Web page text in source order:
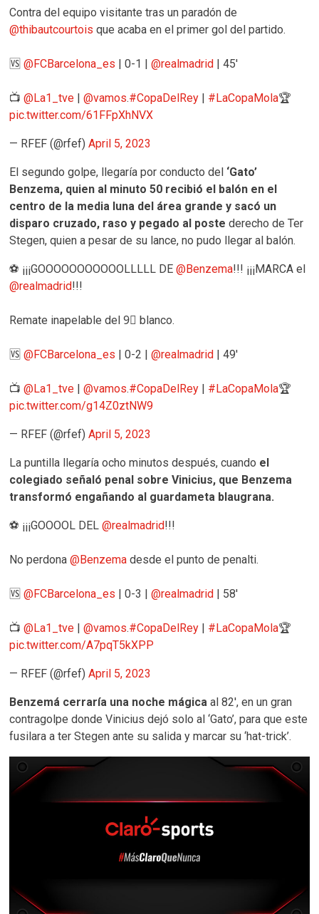
Contra del equipo visitante tras un paradón de
@thibautcourtois que acaba en el primer gol del partido.
🆚@FCBarcelona_es | 0-1 |@realmadrid | 45'
📺@La1_tve |@vamos.#CopaDelRey | #LaCopaMola🏆
pic.twitter.com/61FFpXhNVX
— RFEF (@rfef)April 5, 2023
El segundo golpe, llegaría por conducto del ‘Gato’
Benzema, quien al minuto 50 recibió el balón en el
centro de la media luna del área grande y sacó un
disparo cruzado, raso y pegado al poste derecho de Ter
Stegen, quien a pesar de su lance, no pudo llegar al balón.
⚽️ ¡¡¡GOOOOOOOOOOOLLLLL DE@Benzema!!! ¡¡¡MARCA el
@realmadrid!!!
Remate inapelable del 9⃣ blanco.
🆚@FCBarcelona_es | 0-2 |@realmadrid | 49'
📺@La1_tve |@vamos.#CopaDelRey | #LaCopaMola🏆
pic.twitter.com/g14Z0ztNW9
— RFEF (@rfef)April 5, 2023
La puntilla llegaría ocho minutos después, cuando el
colegiado señaló penal sobre Vinicius, que Benzema
transformó engañando al guardameta blaugrana.
⚽️ ¡¡¡GOOOOL DEL@realmadrid!!!
No perdona@Benzema desde el punto de penalti.
🆚@FCBarcelona_es | 0-3 |@realmadrid | 58'
📺@La1_tve |@vamos.#CopaDelRey | #LaCopaMola🏆
pic.twitter.com/A7pqT5kXPP
— RFEF (@rfef)April 5, 2023
Benzemá cerraría una noche mágica al 82′, en un gran
contragolpe donde Vinicius dejó solo al ‘Gato’, para que este
fusilara a ter Stegen ante su salida y marcar su ‘hat-trick’.